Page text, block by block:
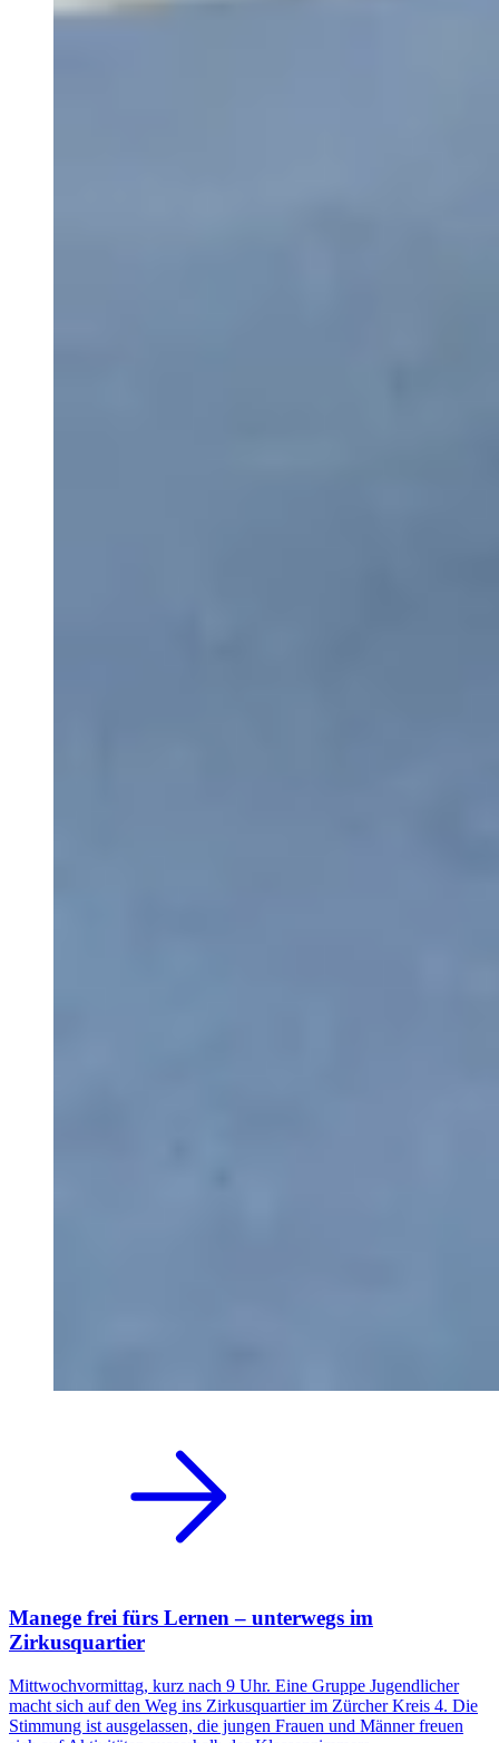
Manege frei fürs Lernen – unterwegs im
Zirkusquartier
Mittwochvormittag, kurz nach 9 Uhr. Eine Gruppe Jugendlicher
macht sich auf den Weg ins Zirkusquartier im Zürcher Kreis 4. Die
Stimmung ist ausgelassen, die jungen Frauen und Männer freuen